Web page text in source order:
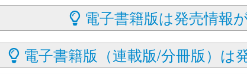
電子書籍版は発売情報
電子書籍版（連載版/分冊版）は